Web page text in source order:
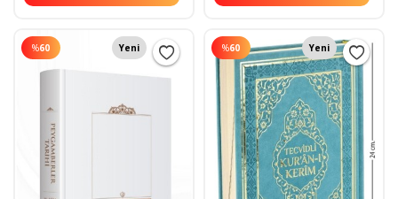
%60 Yeni %60 Yeni